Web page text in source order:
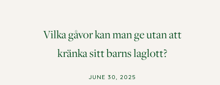
Vilka gåvor kan man ge utan att
kränka sitt barns laglott?
JUNE 30, 2025